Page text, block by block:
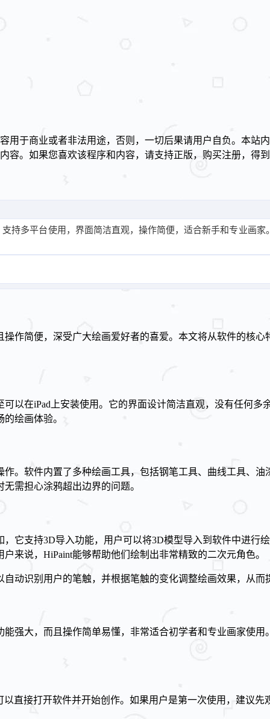
用于商业或者非法用途，否则，一切后果请用户自负。本站
容。如果您喜欢该程序和内容，请支持正版，购买注册，得
持多平台使用，界面简洁直观，操作简便，适合新手和专业画
作简便，深受广大绘画爱好者的喜爱。本文将从软件的核
以在iPad上安装使用。它的界面设计简洁直观，没有任何
绘画体验。
。软件内置了多种绘画工具，包括钢笔工具、曲线工具、
需担心涂鸦超出边界的问题。
它支持3D导入功能，用户可以将3D模型导入到软件中进行
来说，HiPaint能够帮助他们绘制出非常精致的二次元角色。
动识别用户的笔触，并根据笔触的变化调整绘画效果，从而
强大，而且操作简单易懂，非常适合初学者和专业画家使
以直接打开软件并开始创作。如果用户是第一次使用，建议